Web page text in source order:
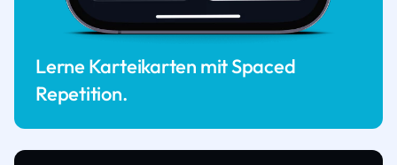
Lerne Karteikarten mit Spaced
Repetition.